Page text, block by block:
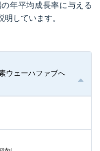
年平均成長率に与える
しています。
ウェーハファブへ